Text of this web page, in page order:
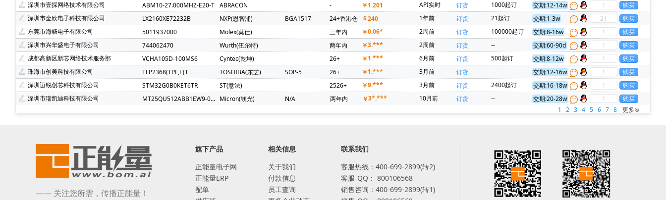
深圳市壹探网络技术有限公司
ABM10-27.000MHZ-E20-T ABRACON - ￥1.201 API实时 订货 1000起订
交期:12-14w
深圳市金欣电子科技有限公司
LX2160XE72232B NXP(恩智浦) BGA1517 24+香港仓 $240 1年前 订货 21起订
交期:1-3w
东莞市海畅电子有限公司
5011937000 Molex(莫仕) 三年内 ￥0.06* 2周前 订货 100000起订
交期:8-16w
深圳市兴华盛电子有限公司
744062470 Wurth(伍尔特) 两年内 ￥3.*** 2周前 订货 --
交期:60-90d
成都高新区新芯网络技术服务部
VCHA105D-100MS6 Cyntec(乾坤) 26+ ￥1.*** 6月前 订货 500起订
交期:8-12w
珠海市创美科技有限公司
TLP2368(TPL,E(T TOSHIBA(东芝) SOP-5 26+ ￥1.*** 3月前 订货 --
交期:12-16w
深圳迈锐创芯科技有限公司
STM32G0B0KET6TR ST(意法) 2526+ ￥9.*** 3月前 订货 2400起订
交期:16-18w
深圳市瑞凯迪科技有限公司
MT25QU512ABB1EW9-0SIT Micron(镁光) N/A 两年内 ￥3*.*** 10月前 订货 --
交期:20-28w
1
2 3 4 5 6 7 8 更多
—— 关注您所需，传播正能量！
旗下产品
正能量电子网
正能量ERP
配单
相关信息
关于我们
付款信息
员工查询
联系我们
客服热线：400-699-2899(转2)
客服 QQ： 800106568
销售咨询：400-699-2899(转1)